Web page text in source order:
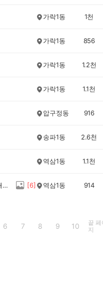
가락1동 1천
가락1동 856
가락1동 1.2천
가락1동 1.1천
압구정동 916
송파1동 2.6천
역삼1동 1.1천
혼밥하기 좋은 강남 맛집 🍽 올라포케 강남점 소개해요 [6] 역삼1동 914
6 7 8 9 10
끝 페
지